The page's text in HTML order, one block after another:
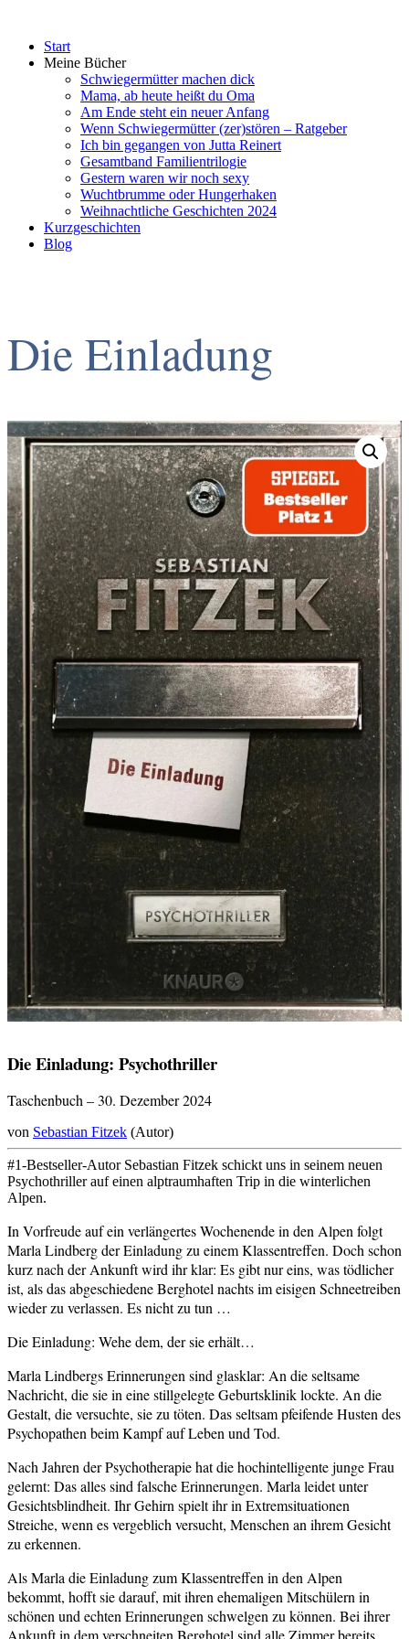
Start
Meine Bücher
Schwiegermütter machen dick
Mama, ab heute heißt du Oma
Am Ende steht ein neuer Anfang
Wenn Schwiegermütter (zer)stören – Ratgeber
Ich bin gegangen von Jutta Reinert
Gesamtband Familientrilogie
Gestern waren wir noch sexy
Wuchtbrumme oder Hungerhaken
Weihnachtliche Geschichten 2024
Kurzgeschichten
Blog
Die Einladung
Die Einladung: Psychothriller
Taschenbuch – 30. Dezember 2024
von Sebastian Fitzek (Autor)
#1-Bestseller-Autor Sebastian Fitzek schickt uns in seinem neuen
Psychothriller auf einen alptraumhaften Trip in die winterlichen
Alpen.
In Vorfreude auf ein verlängertes Wochenende in den Alpen folgt
Marla Lindberg der Einladung zu einem Klassentreffen. Doch schon
kurz nach der Ankunft wird ihr klar: Es gibt nur eins, was tödlicher
ist, als das abgeschiedene Berghotel nachts im eisigen Schneetreiben
wieder zu verlassen. Es nicht zu tun …
Die Einladung: Wehe dem, der sie erhält…
Marla Lindbergs Erinnerungen sind glasklar: An die seltsame
Nachricht, die sie in eine stillgelegte Geburtsklinik lockte. An die
Gestalt, die versuchte, sie zu töten. Das seltsam pfeifende Husten des
Psychopathen beim Kampf auf Leben und Tod.
Nach Jahren der Psychotherapie hat die hochintelligente junge Frau
gelernt: Das alles sind falsche Erinnerungen. Marla leidet unter
Gesichtsblindheit. Ihr Gehirn spielt ihr in Extremsituationen
Streiche, wenn es vergeblich versucht, Menschen an ihrem Gesicht
zu erkennen.
Als Marla die Einladung zum Klassentreffen in den Alpen
bekommt, hofft sie darauf, mit ihren ehemaligen Mitschülern in
schönen und echten Erinnerungen schwelgen zu können. Bei ihrer
Ankunft in dem verschneiten Berghotel sind alle Zimmer bereits